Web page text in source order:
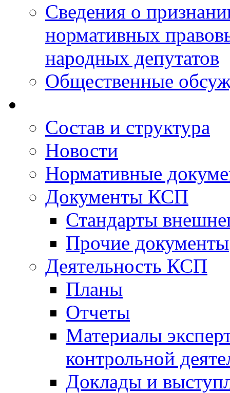
Сведения о
нормативных
народных депутатов
Общественные
Состав и структура
Новости
Нормативные
Документы КСП
Стандарты
Прочие документы
Деятельность КСП
Планы
Отчеты
Материалы
контрольной
Доклады и